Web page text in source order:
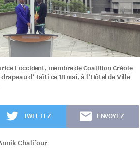
Loccident, membre de Coalition Créole
d’Haïti ce 18 mai, à l’Hôtel de Ville
TWEETEZ ENVOYEZ
Chalifour